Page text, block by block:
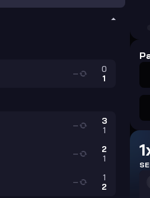
0
1
—
3
1
—
2
1
—
1
2
—